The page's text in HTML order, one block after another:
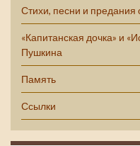
Стихи, песни и предания
«Капитанская дочка» и
Пушкина
Память
Ссылки